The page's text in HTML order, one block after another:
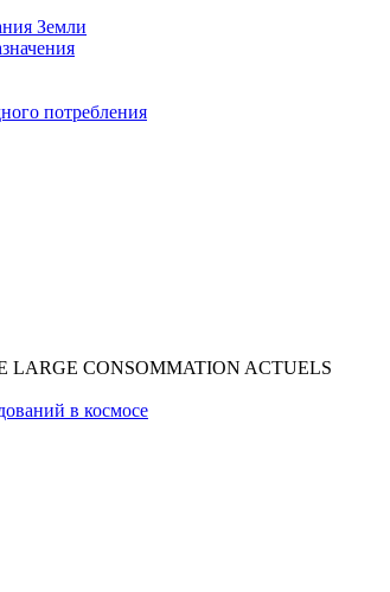
Земли
потребления
LARGE CONSOMMATION ACTUELS
в космосе